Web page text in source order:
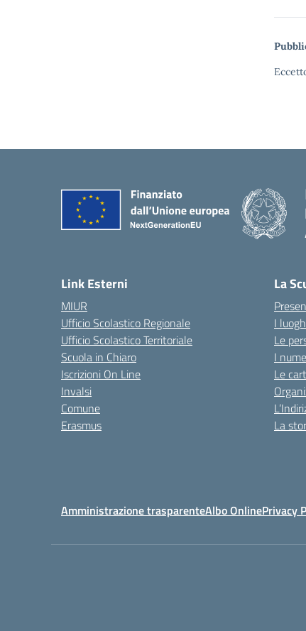
Link Esterni
MIUR
Ufficio Scolastico Regionale
Ufficio Scolastico Territoriale
Scuola in Chiaro
Iscrizioni On Line
Invalsi
Comune
Erasmus
La
I
Le
I
Le
La
Amministrazione trasparenteAlbo OnlinePrivacy